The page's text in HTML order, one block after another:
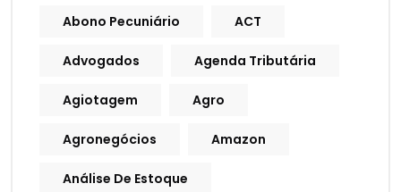
Abono Pecuniário ACT
Advogados Agenda Tributária
Agiotagem Agro
Agronegócios Amazon
Análise De Estoque